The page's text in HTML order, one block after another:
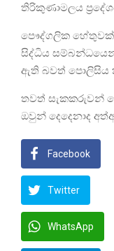
තිරිකුණාමලය
පෞද්ගලික හේතුවක්
සිද්ධිය
ඇති බවත් පොලිසිය
තවත් සැකකරුවන්
ඔවුන් දෙදෙනාද
Facebook
Twitter
WhatsApp